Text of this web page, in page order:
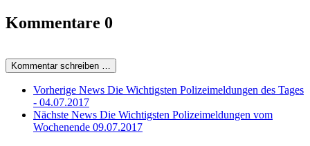
Kommentare 0
Kommentar schreiben …
Vorherige News Die Wichtigsten Polizeimeldungen des Tages
- 04.07.2017
Nächste News Die Wichtigsten Polizeimeldungen vom
Wochenende 09.07.2017